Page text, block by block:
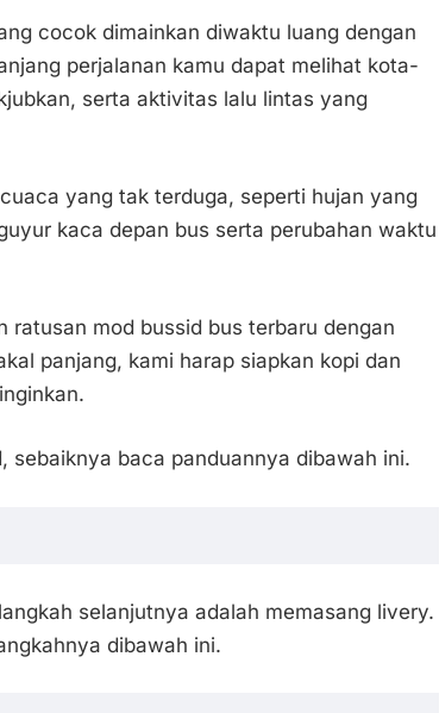
cocok dimainkan diwaktu luang dengan
perjalanan kamu dapat melihat kota-
serta aktivitas lalu lintas yang
yang tak terduga, seperti hujan yang
kaca depan bus serta perubahan waktu
ratusan mod bussid bus terbaru dengan
panjang, kami harap siapkan kopi dan
sebaiknya baca panduannya dibawah ini.
selanjutnya adalah memasang livery.
dibawah ini.